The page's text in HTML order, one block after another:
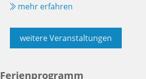
mehr erfahren
weitere Veranstaltungen
Ferienprogramm